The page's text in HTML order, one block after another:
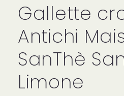
Gallette
Antichi
SanThè
Limone